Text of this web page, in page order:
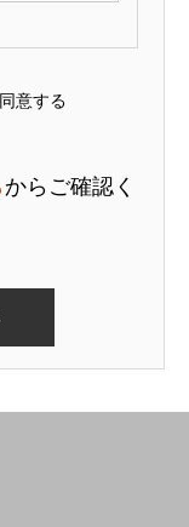
意する
からご確認く